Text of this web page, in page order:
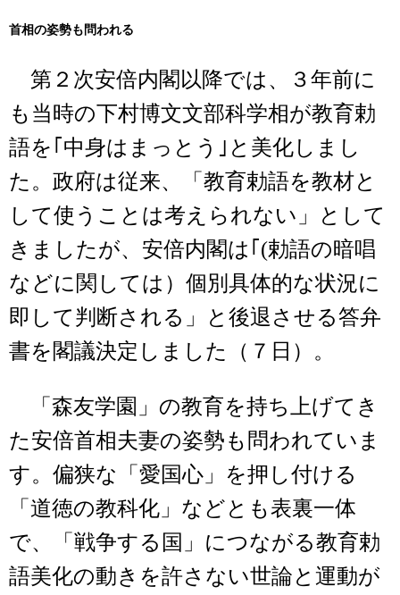
首相の姿勢も問われる
第２次安倍内閣以降では、３年前に
も当時の下村博文文部科学相が教育勅
語を｢中身はまっとう｣と美化しまし
た。政府は従来、「教育勅語を教材と
して使うことは考えられない」として
きましたが、安倍内閣は｢(勅語の暗唱
などに関しては）個別具体的な状況に
即して判断される」と後退させる答弁
書を閣議決定しました（７日）。
「森友学園」の教育を持ち上げてき
た安倍首相夫妻の姿勢も問われていま
す。偏狭な「愛国心」を押し付ける
「道徳の教科化」などとも表裏一体
で、「戦争する国」につながる教育勅
語美化の動きを許さない世論と運動が